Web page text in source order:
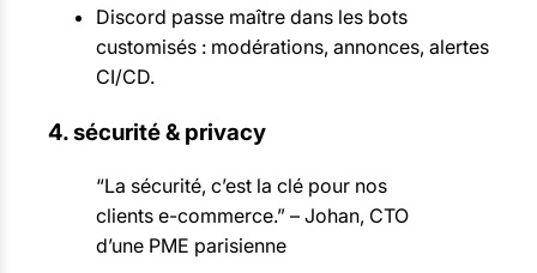
Discord passe maître dans les bots
customisés : modérations, annonces, alertes
CI/CD.
4. sécurité & privacy
“La sécurité, c’est la clé pour nos
clients e-commerce.” – Johan, CTO
d’une PME parisienne